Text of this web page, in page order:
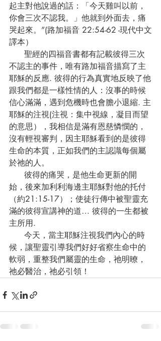
起主對他說過的話：「今天雞叫以前，
你會三次不認我。」他就到外面去，痛
哭起來。”(路加福音 22:54-62 -現代中文
譯本）
不認主的事件，唯有路加福音描寫了主
耶穌的反應. 彼得的行為真實地反映了他
跟我們都是一樣性情的人：沒事的時候
信心滿滿，遇到危機時也會膽小退縮. 主
耶穌的注視(注視：集中視線，凝目而望
的意思），我相信是滿有恩慈憐憫的，
沒有輕視審判，因主耶穌看到的是彼得
生命的本質，正如我們的主認識每個屬
於祂的人。
始，後來加利利海邊主耶穌對他的托付
（約21:15-17）；使徒行傳中被聖靈充
滿的彼得宣講神的道… 彼得的一生都被
主所用.
候，讓聖靈引導我們好好省察生命中的
軟弱，重整我們屬靈的生命，祂明暸，
祂必醫治，祂必引領！